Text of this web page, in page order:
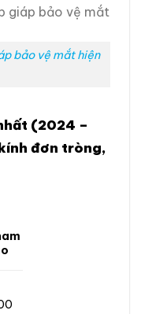
bảo vệ mắt hiện
(2024 –
đơn tròng,